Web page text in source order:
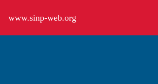
contenuto
www.sinp-web.org